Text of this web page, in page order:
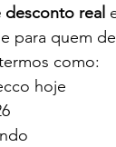
desconto real
para quem
como:
hoje